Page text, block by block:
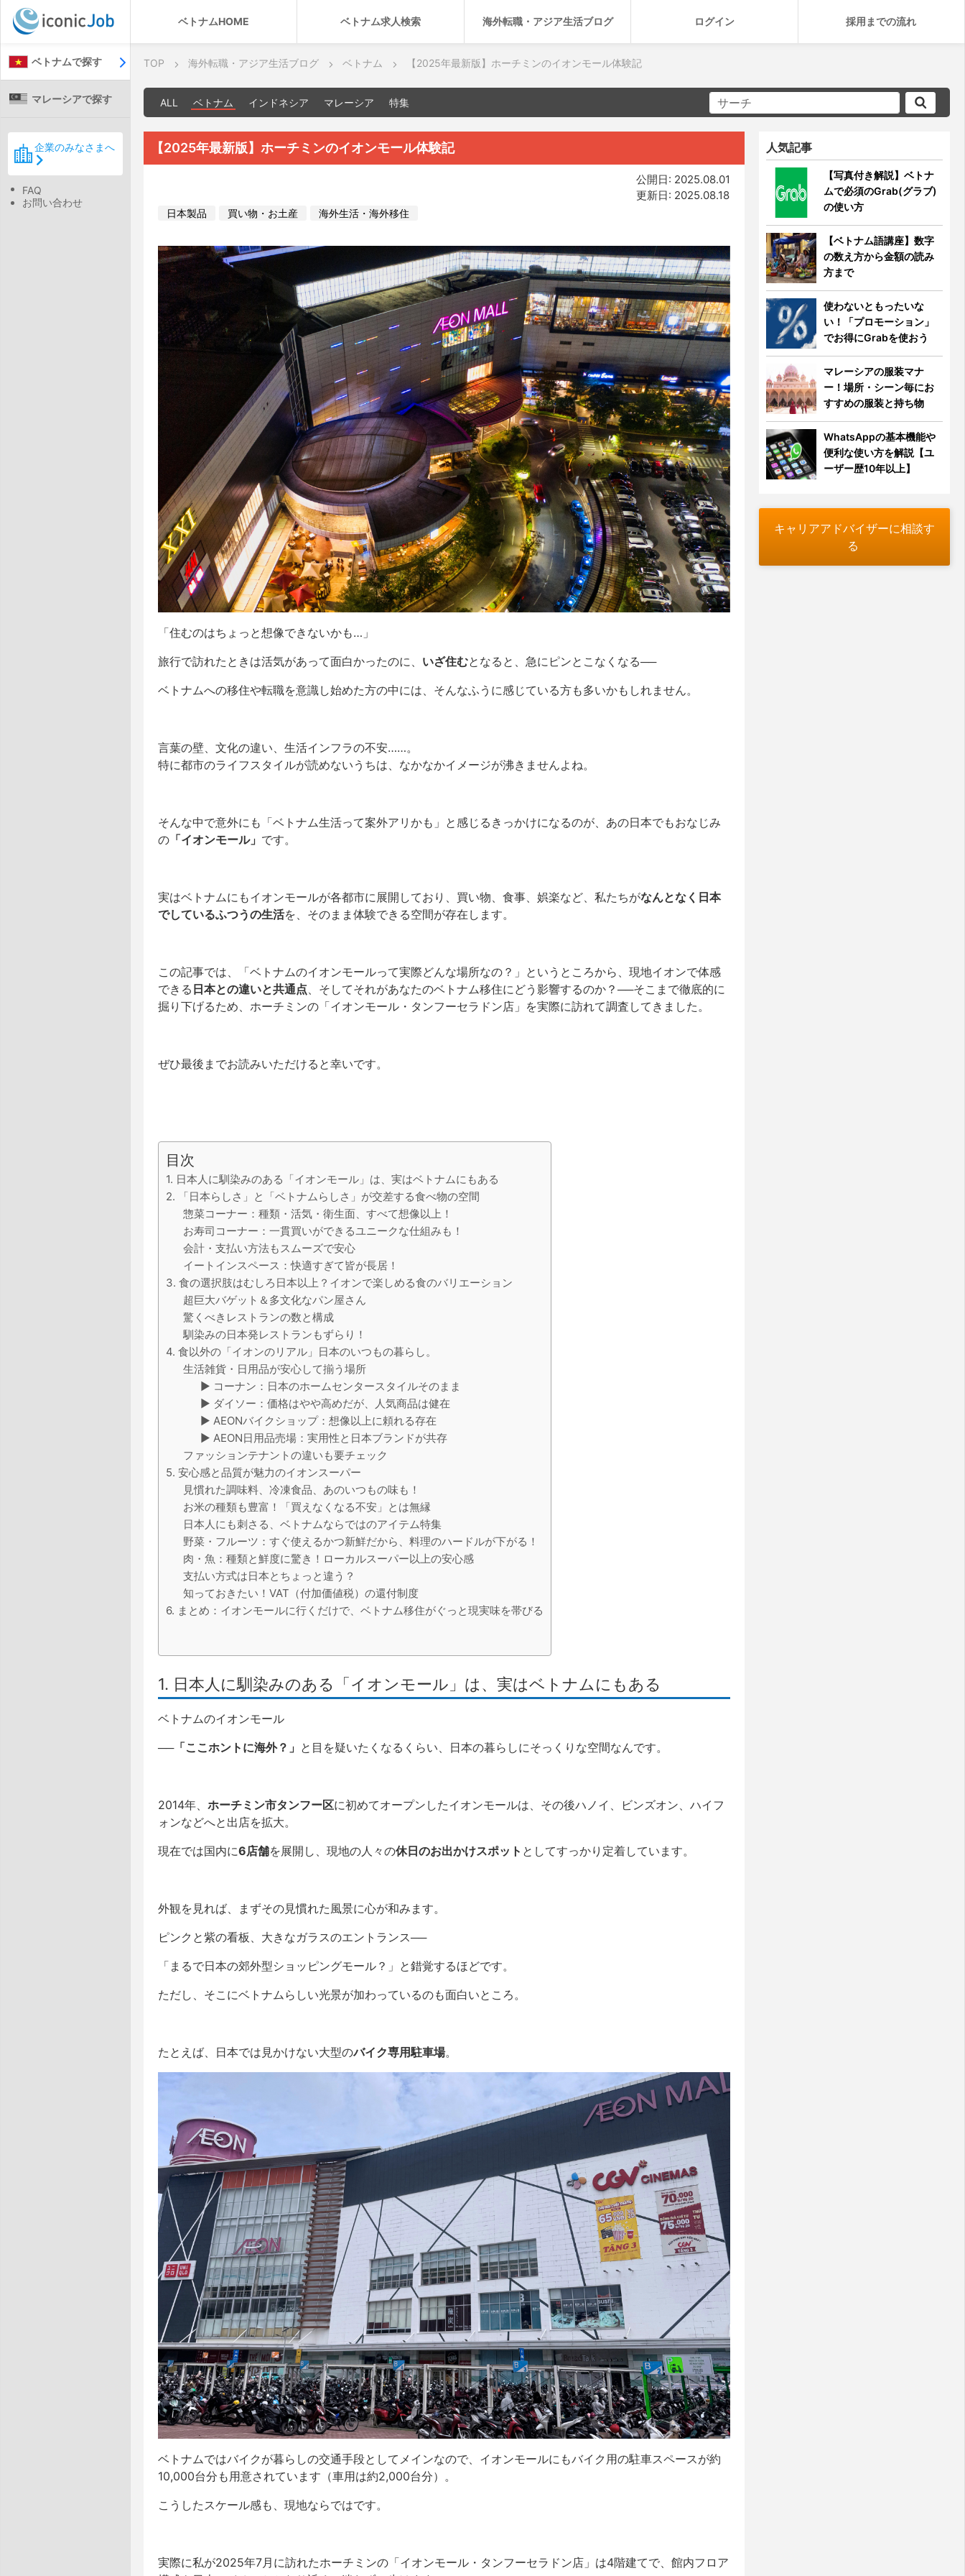
ベトナムHOME ベトナム求人検索 海外転職・アジア生活ブログ ログイン 採用までの流れ
ベトナムで探す
マレーシアで探す
企業のみなさまへ
FAQ
お問い合わせ
TOP 海外転職・アジア生活ブログ ベトナム 【2025年最新版】ホーチミンのイオンモール体験記
ALL ベトナム インドネシア マレーシア 特集
【2025年最新版】ホーチミンのイオンモール体験記
公開日: 2025.08.01
更新日: 2025.08.18
日本製品 買い物・お土産 海外生活・海外移住
「住むのはちょっと想像できないかも…」
旅行で訪れたときは活気があって面白かったのに、 いざ住むとなると、急にピンとこなくなる──
ベトナムへの移住や転職を意識し始めた方の中には、そんなふうに感じている方も多いかもしれません。
言葉の壁、文化の違い、生活インフラの不安……。
特に都市のライフスタイルが読めないうちは、なかなかイメージが沸きませんよね。
そんな中で意外にも「ベトナム生活って案外アリかも」と感じるきっかけになるのが、あの日本でもおなじみ
の 「イオンモール」 です。
実はベトナムにもイオンモールが各都市に展開しており、買い物、食事、娯楽など、私たちがなんとなく日本
でしているふつうの生活を、そのまま体験できる空間が存在します。
この記事では、「ベトナムのイオンモールって実際どんな場所なの？」というところから、現地イオンで体感
できる 日本との違いと共通点、そしてそれがあなたのベトナム移住にどう影響するのか？──そこまで徹底的に
掘り下げるため、ホーチミンの「イオンモール・タンフーセラドン店」を実際に訪れて調査してきました。
ぜひ最後までお読みいただけると幸いです。
目次
1. 日本人に馴染みのある「イオンモール」は、実はベトナムにもある
2. 「日本らしさ」と「ベトナムらしさ」が交差する食べ物の空間
惣菜コーナー：種類・活気・衛生面、すべて想像以上！
お寿司コーナー：一貫買いができるユニークな仕組みも！
会計・支払い方法もスムーズで安心
イートインスペース：快適すぎて皆が長居！
3. 食の選択肢はむしろ日本以上？イオンで楽しめる食のバリエーション
超巨大バゲット＆多文化なパン屋さん
驚くべきレストランの数と構成
馴染みの日本発レストランもずらり！
4. 食以外の「イオンのリアル」日本のいつもの暮らし。
生活雑貨・日用品が安心して揃う場所
▶︎ コーナン：日本のホームセンタースタイルそのまま
▶︎ ダイソー：価格はやや高めだが、人気商品は健在
▶︎ AEONバイクショップ：想像以上に頼れる存在
▶︎ AEON日用品売場：実用性と日本ブランドが共存
ファッションテナントの違いも要チェック
5. 安心感と品質が魅力のイオンスーパー
見慣れた調味料、冷凍食品、あのいつもの味も！
お米の種類も豊富！「買えなくなる不安」とは無縁
日本人にも刺さる、ベトナムならではのアイテム特集
野菜・フルーツ：すぐ使えるかつ新鮮だから、料理のハードルが下がる！
肉・魚：種類と鮮度に驚き！ローカルスーパー以上の安心感
支払い方式は日本とちょっと違う？
知っておきたい！VAT（付加価値税）の還付制度
6. まとめ：イオンモールに行くだけで、ベトナム移住がぐっと現実味を帯びる
1. 日本人に馴染みのある「イオンモール」は、実はベトナムにもある
ベトナムのイオンモール
──「ここホントに海外？」 と目を疑いたくなるくらい、日本の暮らしにそっくりな空間なんです。
2014年、 ホーチミン市タンフー区に初めてオープンしたイオンモールは、その後ハノイ、ビンズオン、ハイフ
ォンなどへと出店を拡大。
現在では国内に6店舗を展開し、現地の人々の休日のお出かけスポット としてすっかり定着しています。
外観を見れば、まずその見慣れた風景に心が和みます。
ピンクと紫の看板、大きなガラスのエントランス──
「まるで日本の郊外型ショッピングモール？」と錯覚するほどです。
ただし、そこにベトナムらしい光景が加わっているのも面白いところ。
たとえば、日本では見かけない大型のバイク専用駐車場。
ベトナムではバイクが暮らしの交通手段としてメインなので、イオンモールにもバイク用の駐車スペースが約
10,000台分も用意されています（車用は約2,000台分）。
こうしたスケール感も、現地ならではです。
実際に私が2025年7月に訪れたホーチミンの「イオンモール・タンフーセラドン店」は4階建てで、館内フロア
人気記事
【写真付き解説】ベトナ
ムで必須のGrab(グラブ)
の使い方
【ベトナム語講座】数字
の数え方から金額の読み
方まで
使わないともったいな
い！「プロモーション」
でお得にGrabを使おう
マレーシアの服装マナ
ー！場所・シーン毎にお
すすめの服装と持ち物
WhatsAppの基本機能や
便利な使い方を解説【ユ
ーザー歴10年以上】
キャリアアドバイザーに相談す
る